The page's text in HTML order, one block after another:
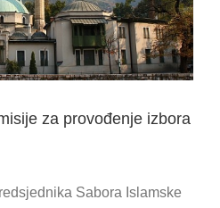
za provođenje izbora
Sabora Islamske